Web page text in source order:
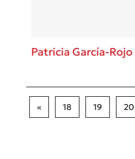
Patricia García-Rojo
« 18 19 20